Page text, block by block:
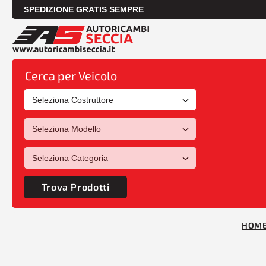
SPEDIZIONE GRATIS SEMPRE
Cerca per Veicolo
Trova Prodotti